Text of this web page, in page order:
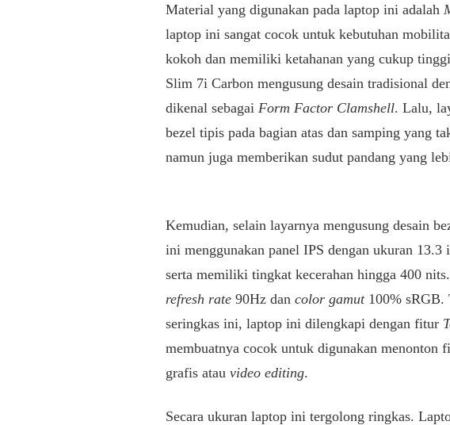
Material yang digunakan pada laptop ini adalah
laptop ini sangat cocok untuk kebutuhan
kokoh dan memiliki ketahanan yang cukup
Slim 7i Carbon mengusung desain tradisional
dikenal sebagai Form Factor Clamshell. Lalu,
bezel tipis pada bagian atas dan samping yang
namun juga memberikan sudut pandang yang
Kemudian, selain layarnya mengusung desain
ini menggunakan panel IPS dengan ukuran
serta memiliki tingkat kecerahan hingga 400
refresh rate 90Hz dan color gamut 100% sRGB.
seringkas ini, laptop ini dilengkapi dengan fitur
membuatnya cocok untuk digunakan menonton
grafis atau video editing.
Secara ukuran laptop ini tergolong ringkas.